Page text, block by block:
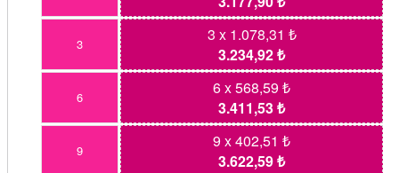
3
3 x 1.078,31 ₺
3.234,92 ₺
6
6 x 568,59 ₺
3.411,53 ₺
9
9 x 402,51 ₺
3.622,59 ₺